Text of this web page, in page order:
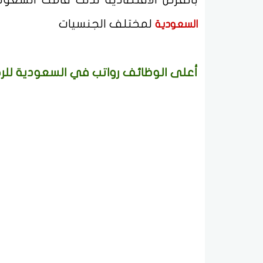
السعودية لمختلف الجنسيات
أعلى الوظائف رواتب في السعودية